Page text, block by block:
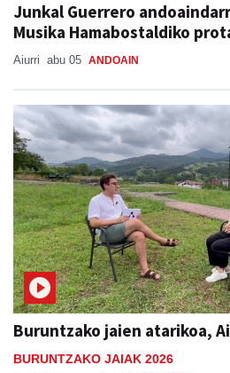
Junkal Guerrero
Musika Hamabostaldiko
Aiurri abu 05 ANDOAIN
Buruntzako jaien atarikoa,
BURUNTZAKO JAIAK 2026